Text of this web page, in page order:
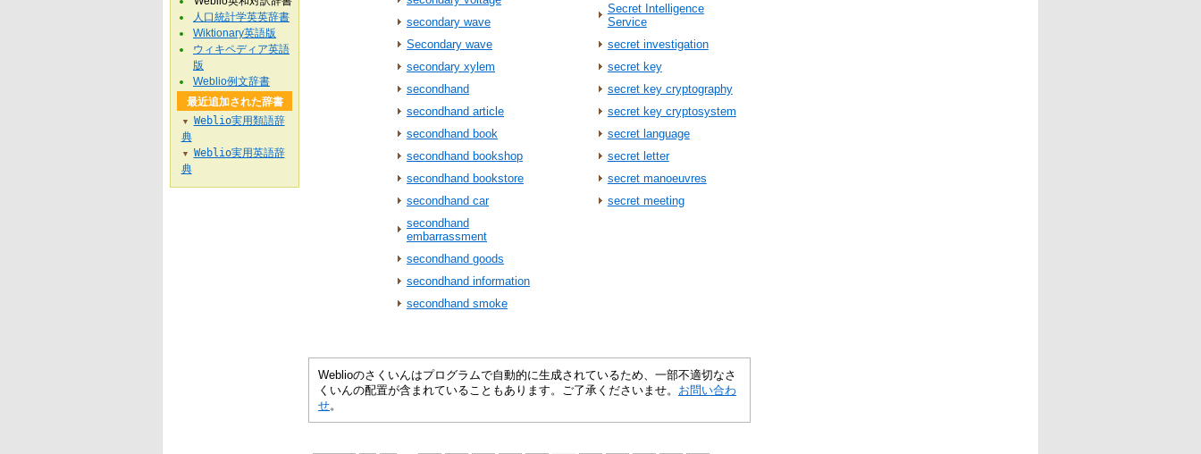
secondary wave
Secondary wave
secondary xylem
secondhand
secondhand article
secondhand book
secondhand bookshop
secondhand bookstore
secondhand car
secondhand
embarrassment
secondhand goods
secondhand information
secondhand smoke
Secret Intelligence
Service
secret investigation
secret key
secret key cryptography
secret key cryptosystem
secret language
secret letter
secret manoeuvres
secret meeting
Weblioのさくいんはプログラムで自動的に生成されているため、一部不適切なさ
くいんの配置が含まれていることもあります。ご了承くださいませ。 お問い合わ
せ。
人口統計学英英辞書
Wiktionary英語版
ウィキペディア英語
版
Weblio例文辞書
最近追加された辞書
▼
Weblio実用類語辞
典
▼
Weblio実用英語辞
典